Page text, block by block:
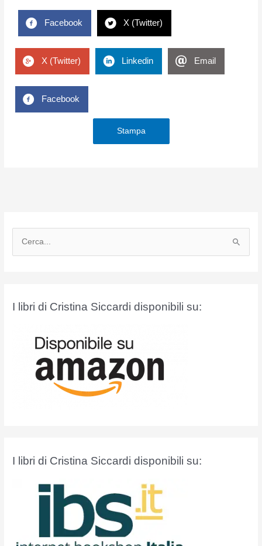
Facebook X (Twitter)
X (Twitter) Linkedin Email
Facebook
Stampa
I libri di Cristina Siccardi disponibili su:
I libri di Cristina Siccardi disponibili su: